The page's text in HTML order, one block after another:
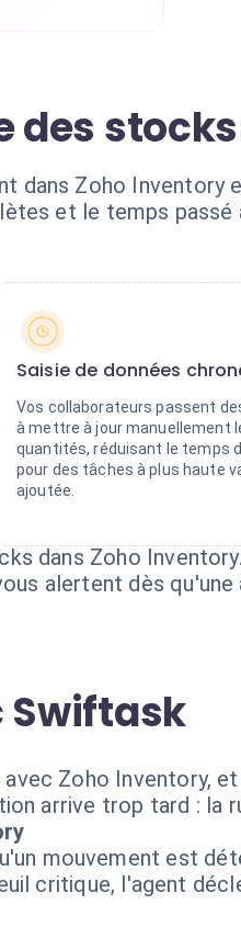
des
dans Zoho
et le temps
Saisie de données
Vos collaborateurs passent
à mettre à jour manuellement
quantités, réduisant le temps
pour des tâches à plus haute
ajoutée.
dans Zoho
alertent dès
Swiftask
Zoho Inventory,
arrive trop tard : la
mouvement est
critique, l'agent